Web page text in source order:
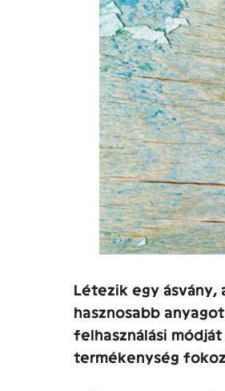
Létezik egy ásvány,
hasznosabb
felhasználási
termékenység